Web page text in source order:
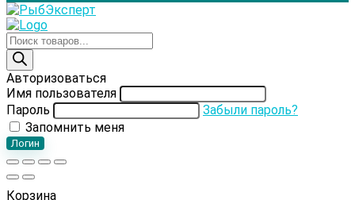
Поиск
товаров
Авторизоваться
Имя пользователя
Пароль
Забыли пароль?
Запомнить меня
Логин
Корзина